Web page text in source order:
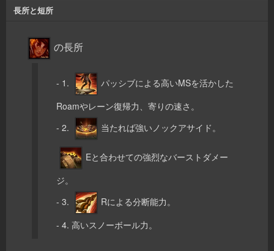
長所と短所
の長所
- 1.
パッシブによる高いMSを活かした
Roamやレーン復帰力、寄りの速さ。
- 2.
当たれば強いノックアサイド。
Eと合わせての強烈なバーストダメー
ジ。
- 3.
Rによる分断能力。
- 4. 高いスノーボール力。